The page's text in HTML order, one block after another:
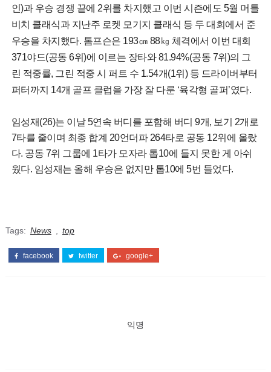
인)과 우승 경쟁 끝에 2위를 차지했고 이번 시즌에도 5월 머틀
비치 클래식과 지난주 로켓 모기지 클래식 등 두 대회에서 준
우승을 차지했다. 톰프슨은 193㎝ 88㎏ 체격에서 이번 대회
371야드(공동 6위)에 이르는 장타와 81.94%(공동 7위)의 그
린 적중률, 그린 적중 시 퍼트 수 1.54개(1위) 등 드라이버부터
퍼터까지 14개 골프 클럽을 가장 잘 다룬 ‘육각형 골퍼’였다.
임성재(26)는 이날 5연속 버디를 포함해 버디 9개, 보기 2개로
7타를 줄이며 최종 합계 20언더파 264타로 공동 12위에 올랐
다. 공동 7위 그룹에 1타가 모자라 톱10에 들지 못한 게 아쉬
웠다. 임성재는 올해 우승은 없지만 톱10에 5번 들었다.
Tags: News top
facebook twitter google+
익명